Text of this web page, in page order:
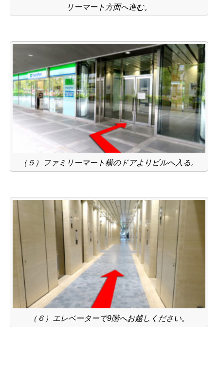
リーマート方面へ進む。
（５）ファミリーマート横のドアよりビルへ入る。
（６）エレベーターで9階へお越しください。